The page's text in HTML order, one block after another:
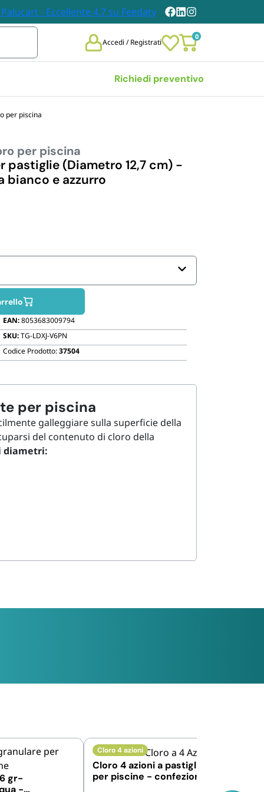
Accedi / Registrati
0
Richiedi preventivo
Tovaglie
per piscina
per piscina
pastiglie (Diametro 12,7 cm) -
bianco e azzurro
EAN:8053683009794
SKU:TG-LDXJ-V6PN
Codice Prodotto:37504
per piscina
galleggiare sulla superficie della
del contenuto di cloro della
diametri:
gr-
-
Cloro 4 azioni
Cloro 4 azioni a pastiglie da 200gr
per piscine - confezione da 1, 5 e